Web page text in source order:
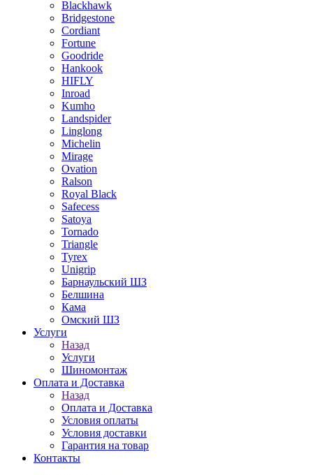
Blackhawk
Bridgestone
Cordiant
Fortune
Goodride
Hankook
HIFLY
Inroad
Kumho
Landspider
Linglong
Michelin
Mirage
Ovation
Ralson
Royal Black
Safecess
Satoya
Tornado
Triangle
Tyrex
Unigrip
Барнаульский ШЗ
Белшина
Кама
Омский ШЗ
Услуги
Назад
Услуги
Шиномонтаж
Оплата и Доставка
Назад
Оплата и Доставка
Условия оплаты
Условия доставки
Гарантия на товар
Контакты